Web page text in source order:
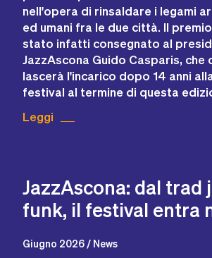
nell'opera di rinsaldare i legami
ed umani fra le due città. Il
stato infatti consegnato al
JazzAscona Guido Casparis, che
lascerà l'incarico dopo 14 anni
festival al termine di questa
Leggi
JazzAscona: dal trad
funk, il festival entra
Giugno 2026 / News